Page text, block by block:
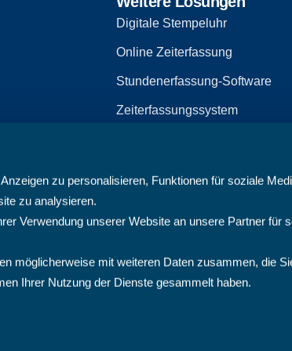
zu personalisieren, Funktionen für soziale
zu analysieren.
Verwendung unserer Website an unsere Partner für
möglicherweise mit weiteren Daten zusammen, die
Ihrer Nutzung der Dienste gesammelt haben.
Digitale Stempeluhr
Online Zeiterfassung
Stundenerfassung-Software
Zeiterfassungssystem
PMO-Software
Cloud Projektmanagement-
Projektplanungssoftware